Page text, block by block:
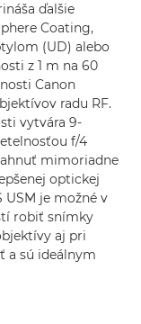
ďalšie
Coating,
(UD) alebo
z 1 m na 60
Canon
radu RF.
vytvára 9-
f/4
mimoriadne
optickej
USM je možné v
robiť snímky
aj pri
a sú ideálnym